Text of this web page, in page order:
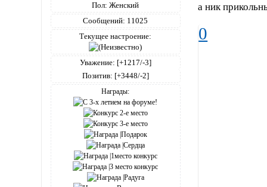
Пол: Женский
Сообщений: 11025
Текущее настроение:
Уважение: [+1217/-3]
Позитив: [+3448/-2]
Награды:
а ник
0